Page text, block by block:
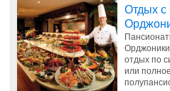
Отдых с
отдых по
или